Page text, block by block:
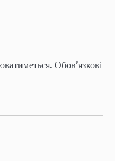
Обов’язкові